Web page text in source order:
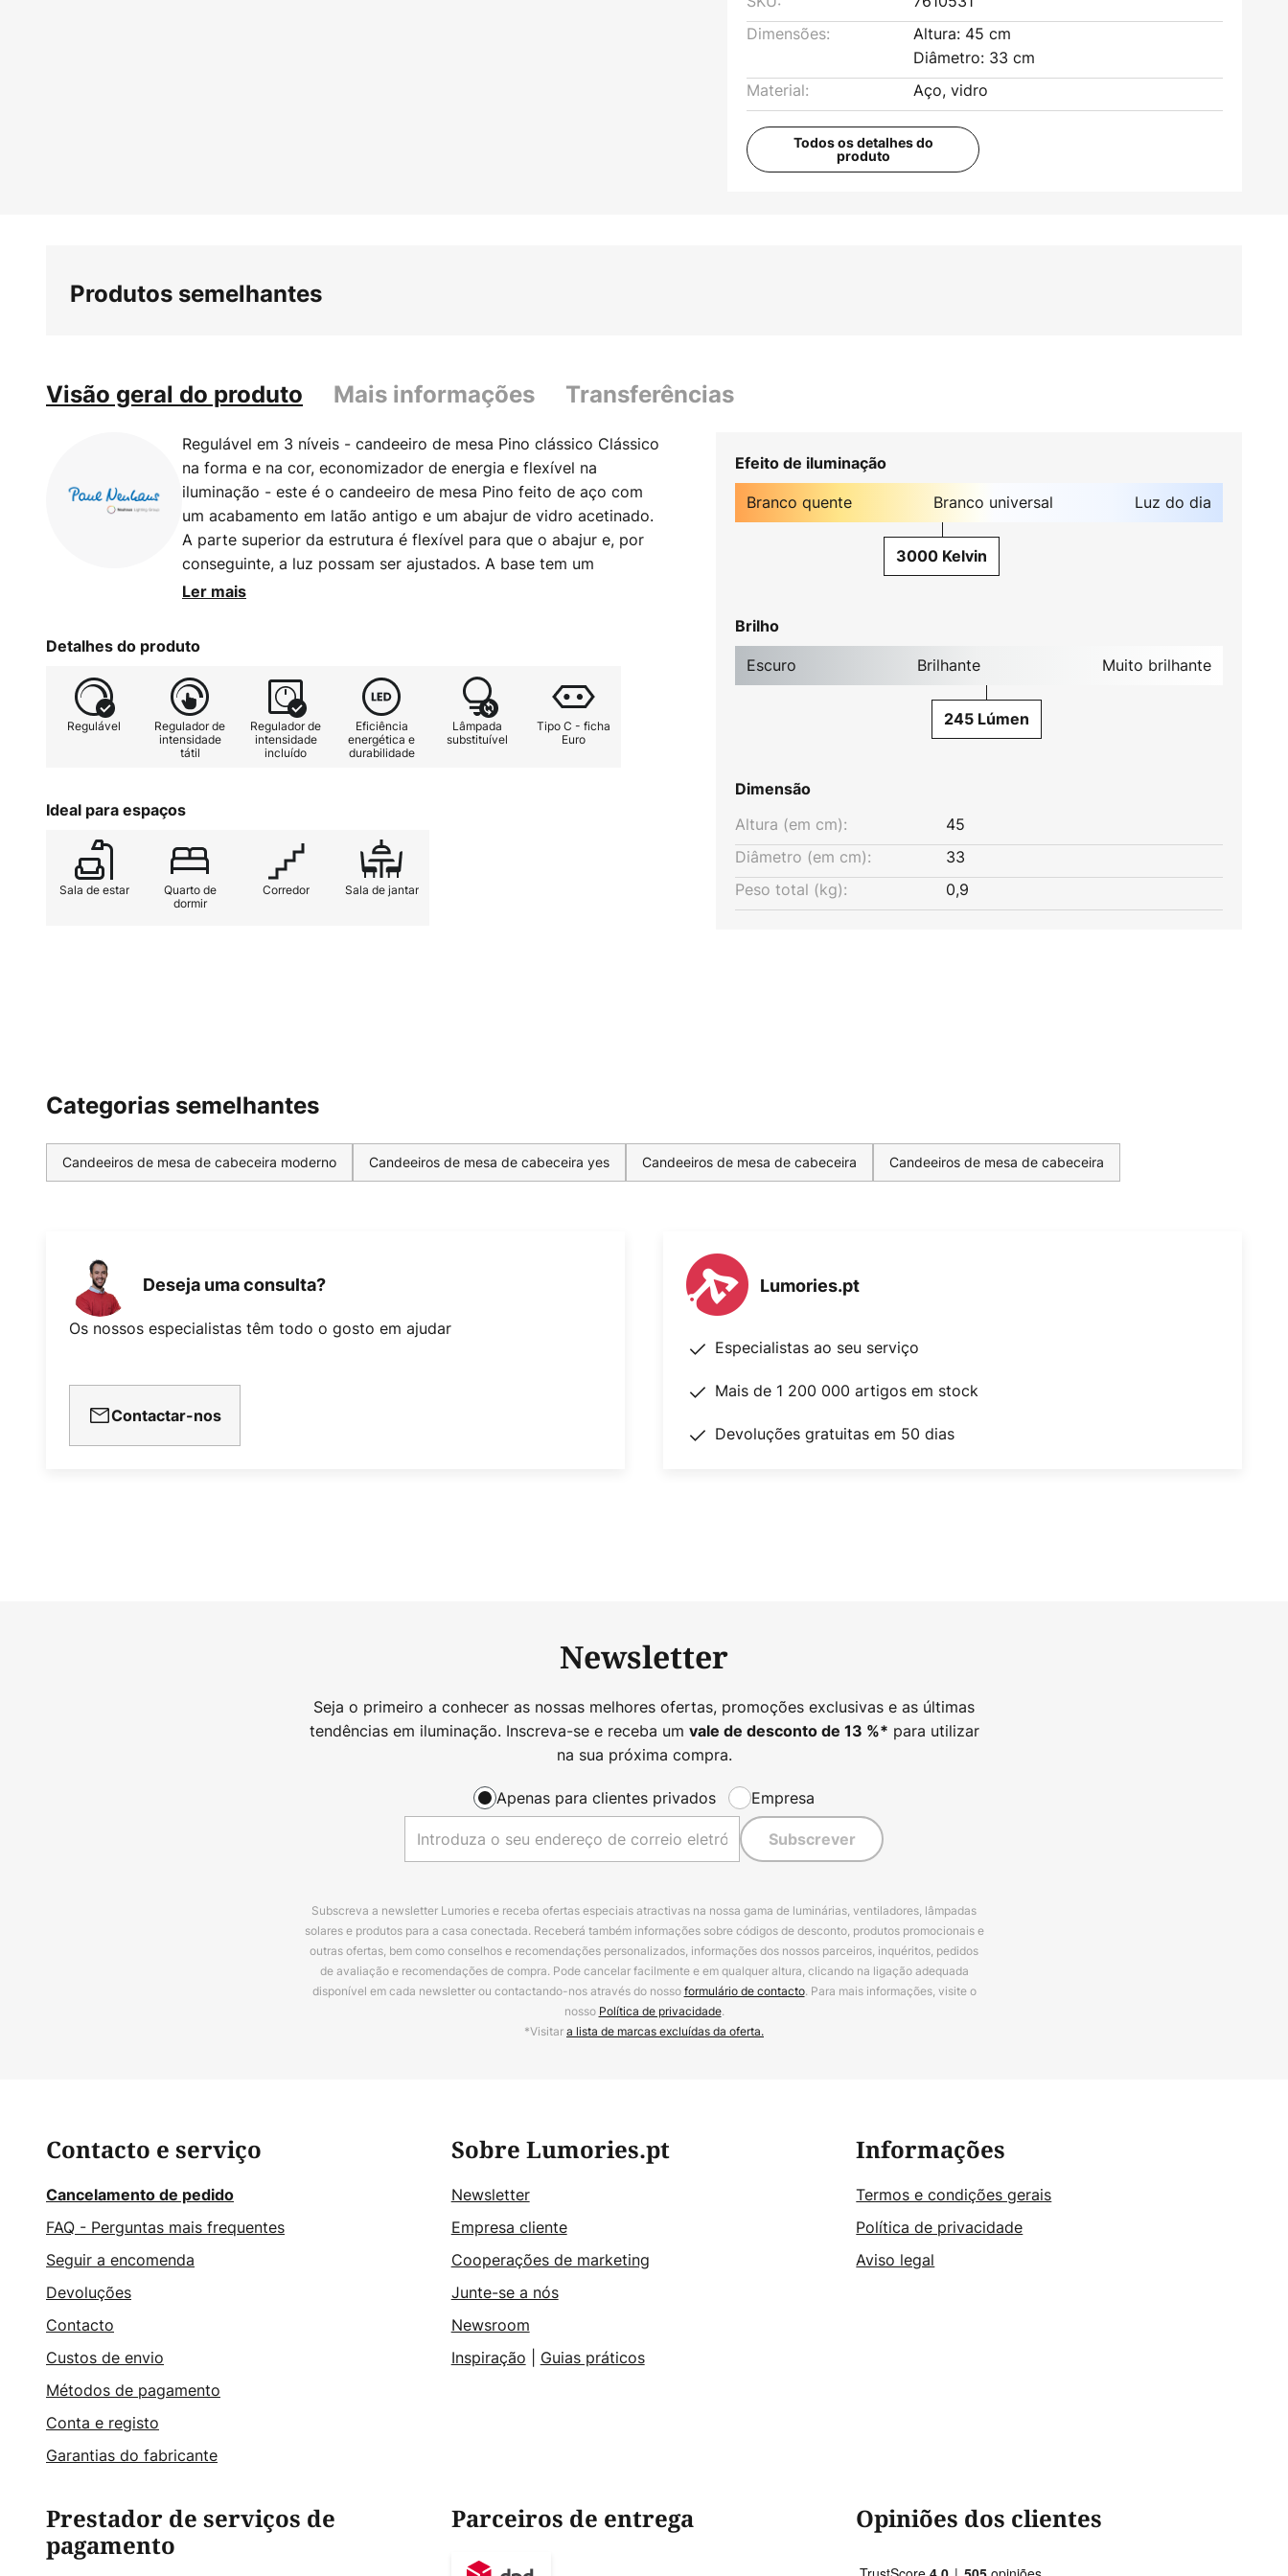
Dimensões:
Altura: 45 cm
Diâmetro: 33 cm
Material:
Aço, vidro
Todos os detalhes do
produto
Produtos semelhantes
Visão geral do produto Mais informações Transferências
Regulável em 3 níveis - candeeiro de mesa Pino clássico Clássico
na forma e na cor, economizador de energia e flexível na
iluminação - este é o candeeiro de mesa Pino feito de aço com
um acabamento em latão antigo e um abajur de vidro acetinado.
A parte superior da estrutura é flexível para que o abajur e, por
conseguinte, a luz possam ser ajustados. A base tem um
regulador tátil de 3 níveis. O candeeiro é fornecido com uma
Ler mais
Detalhes do produto
Regulável
Regulador de
intensidade
tátil
Regulador de
intensidade
incluído
Eficiência
energética e
durabilidade
Lâmpada
substituível
Tipo C - ficha
Euro
Ideal para espaços
Sala de estar
Quarto de
dormir
Corredor Sala de jantar
Efeito de iluminação
Branco quente Branco universal Luz do dia
3000 Kelvin
Brilho
Escuro Brilhante Muito brilhante
245 Lúmen
Dimensão
Altura (em cm):
45
Diâmetro (em cm):
33
Peso total (kg):
0,9
Categorias semelhantes
Candeeiros de mesa de cabeceira moderno Candeeiros de mesa de cabeceira yes Candeeiros de mesa de cabeceira Candeeiros de mesa de cabeceira
Deseja uma consulta?
Os nossos especialistas têm todo o gosto em ajudar
Contactar-nos
Lumories.pt
Especialistas ao seu serviço
Mais de 1 200 000 artigos em stock
Devoluções gratuitas em 50 dias
Newsletter
Seja o primeiro a conhecer as nossas melhores ofertas, promoções exclusivas e as últimas
tendências em iluminação. Inscreva-se e receba um vale de desconto de 13 %* para utilizar
na sua próxima compra.
Apenas para clientes privados Empresa
Subscrever
Subscreva a newsletter Lumories e receba ofertas especiais atractivas na nossa gama de luminárias, ventiladores, lâmpadas
solares e produtos para a casa conectada. Receberá também informações sobre códigos de desconto, produtos promocionais e
outras ofertas, bem como conselhos e recomendações personalizados, informações dos nossos parceiros, inquéritos, pedidos
de avaliação e recomendações de compra. Pode cancelar facilmente e em qualquer altura, clicando na ligação adequada
disponível em cada newsletter ou contactando-nos através do nossoformulário de contacto. Para mais informações, visite o
nosso Política de privacidade.
*Visitara lista de marcas excluídas da oferta.
Contacto e serviço
Cancelamento de pedido
FAQ - Perguntas mais frequentes
Seguir a encomenda
Devoluções
Contacto
Custos de envio
Métodos de pagamento
Conta e registo
Garantias do fabricante
Sobre Lumories.pt
Newsletter
Empresa cliente
Cooperações de marketing
Junte-se a nós
Newsroom
Inspiração
Guias práticos
Informações
Termos e condições gerais
Política de privacidade
Aviso legal
Prestador de serviços de
pagamento
Parceiros de entrega Opiniões dos clientes